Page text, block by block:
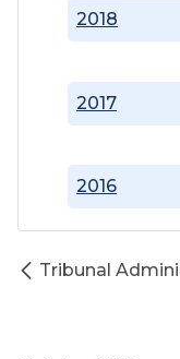
2016
2017
2018
Tribunal